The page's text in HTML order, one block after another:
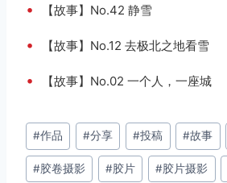
• 【故事】No.42 静雪
• 【故事】No.12 去极北之地看雪
• 【故事】No.02 一个人，一座城
文
章
标
#作品 #分享 #投稿 #故事
#胶卷摄影 #胶片 #胶片摄影